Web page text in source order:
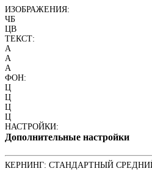
ИЗОБРАЖЕНИЯ:
ЧБ
ЦВ
ТЕКСТ:
A
A
A
ФОН:
Ц
Ц
Ц
Ц
НАСТРОЙКИ:
Дополнительные настройки
КЕРНИНГ: СТАНДАРТНЫЙ